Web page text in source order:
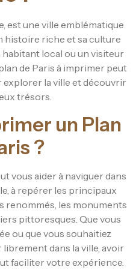
est une ville emblématique
histoire riche et sa culture
habitant local ou un visiteur
de Paris à imprimer peut
la ville et découvrir
trésors.
un Plan
?
vous aider à naviguer dans
à repérer les principaux
renommés, les monuments
pittoresques. Que vous
ou que vous souhaitiez
dans la ville, avoir
faciliter votre expérience.